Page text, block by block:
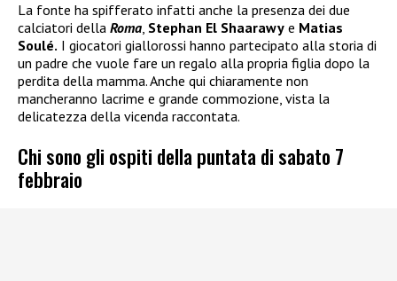
La fonte ha spifferato infatti anche la presenza dei due
calciatori della Roma, Stephan El Shaarawy e Matias
Soulé. I giocatori giallorossi hanno partecipato alla storia di
un padre che vuole fare un regalo alla propria figlia dopo la
perdita della mamma. Anche qui chiaramente non
mancheranno lacrime e grande commozione, vista la
delicatezza della vicenda raccontata.
Chi sono gli ospiti della puntata di sabato 7
febbraio